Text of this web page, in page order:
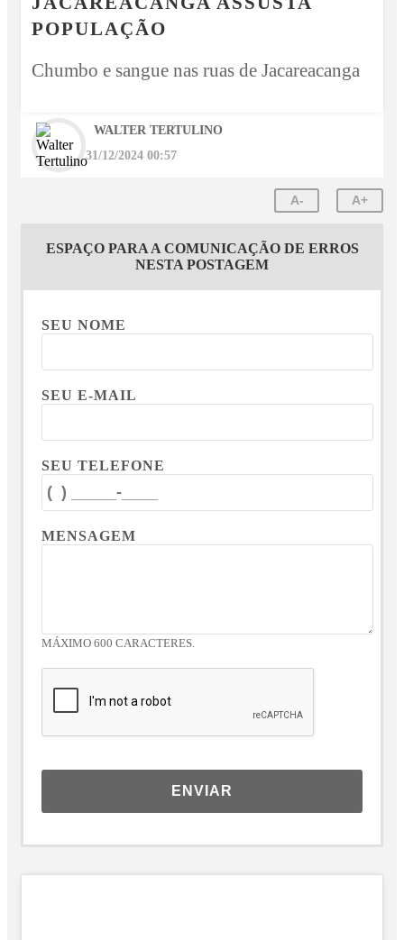
POPULAÇÃO
Chumbo e sangue nas ruas de Jacareacanga
WALTER TERTULINO
31/12/2024 00:57
A- A+
ESPAÇO PARA A COMUNICAÇÃO DE ERROS
NESTA POSTAGEM
SEU NOME
SEU E-MAIL
SEU TELEFONE
MENSAGEM
MÁXIMO 600 CARACTERES.
ENVIAR